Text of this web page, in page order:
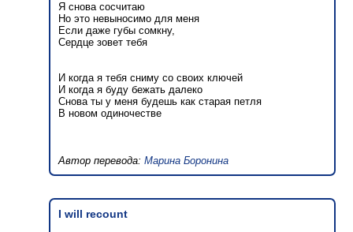
Я снова сосчитаю
Но это невыносимо для меня
Если даже губы сомкну,
Сердце зовет тебя
И когда я тебя сниму со своих ключей
И когда я буду бежать далеко
Снова ты у меня будешь как старая петля
В новом одиночестве
Автор перевода:Марина Боронина
I will recount